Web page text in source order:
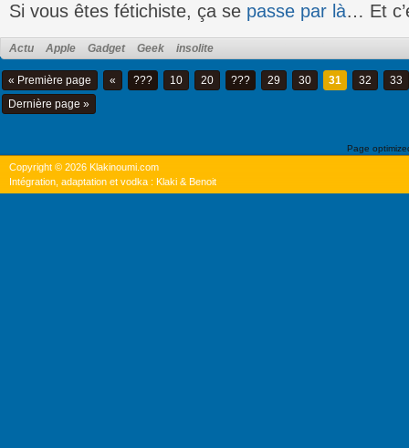
Si vous êtes fétichiste, ça se passe par là… Et
Actu Apple Gadget Geek insolite
« Première page « ??? 10 20 ??? 29 30 31 32
33
Dernière page »
Page
Copyright © 2026 Klakinoumi.com
Intégration, adaptation et vodka : Klaki & Benoit